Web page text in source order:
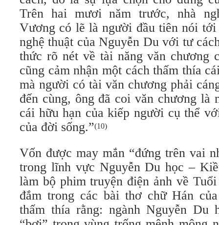
Trên hai mươi năm trước, nhà
Vương có lẽ là người đầu tiên nói tới
nghệ thuật của Nguyễn Du với tư
thức rõ nét về tài năng văn chương
cũng cảm nhận một cách thấm thía
mà người có tài văn chương phải
đến cùng, ông đã coi văn chương là
cái hữu hạn của kiếp người cụ thể
của đời sống.”(10)
Vốn được may mắn “đứng trên vai
trong lĩnh vực Nguyễn Du học –
làm bộ phim truyện điện ảnh về
đắm trong các bài thơ chữ Hán
thấm thía rằng: ngành Nguyễn Du